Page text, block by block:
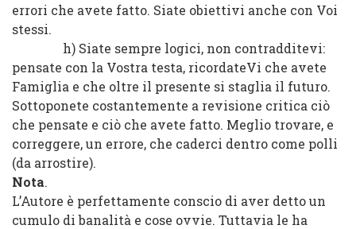
errori che avete fatto. Siate obiettivi anche con Voi
stessi.
h) Siate sempre logici, non contradditevi:
pensate con la Vostra testa, ricordateVi che avete
Famiglia e che oltre il presente si staglia il futuro.
Sottoponete costantemente a revisione critica ciò
che pensate e ciò che avete fatto. Meglio trovare, e
correggere, un errore, che caderci dentro come polli
(da arrostire).
Nota.
L’Autore è perfettamente conscio di aver detto un
cumulo di banalità e cose ovvie. Tuttavia le ha